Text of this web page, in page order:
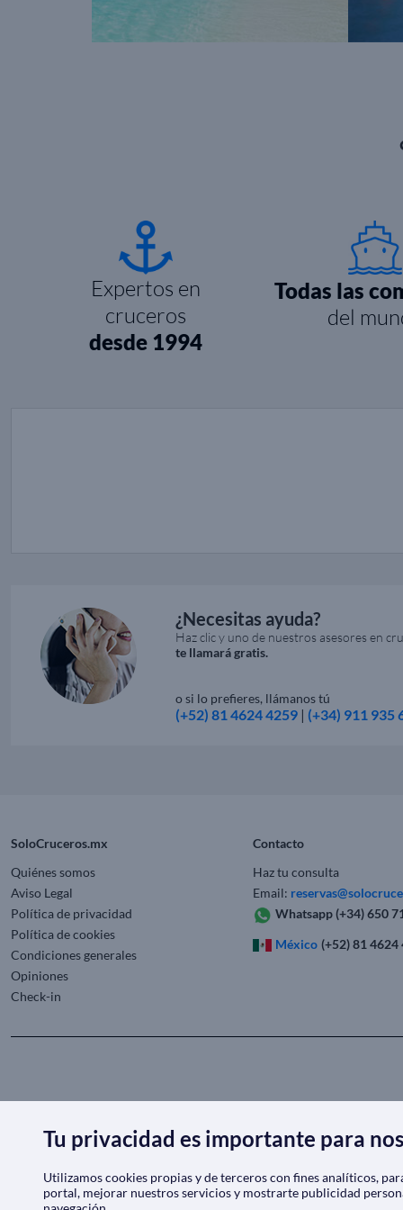
Expertos en
cruceros
desde 1994
Todas las
del
¿Necesitas ayuda?
Haz clic y uno de nuestros asesores en
te llamará gratis.
o si lo prefieres, llámanos tú
(+52) 81 4624 4259 | (+34) 911 935
SoloCruceros.mx
Quiénes somos
Aviso Legal
Política de privacidad
Política de cookies
Condiciones generales
Opiniones
Check-in
Contacto
Haz tu consulta
Email:
Whatsapp(+34) 650
México (+52) 81 4624
Tu privacidad es importante para
Utilizamos cookies propias y de terceros con fines analíticos,
portal, mejorar nuestros servicios y mostrarte publicidad